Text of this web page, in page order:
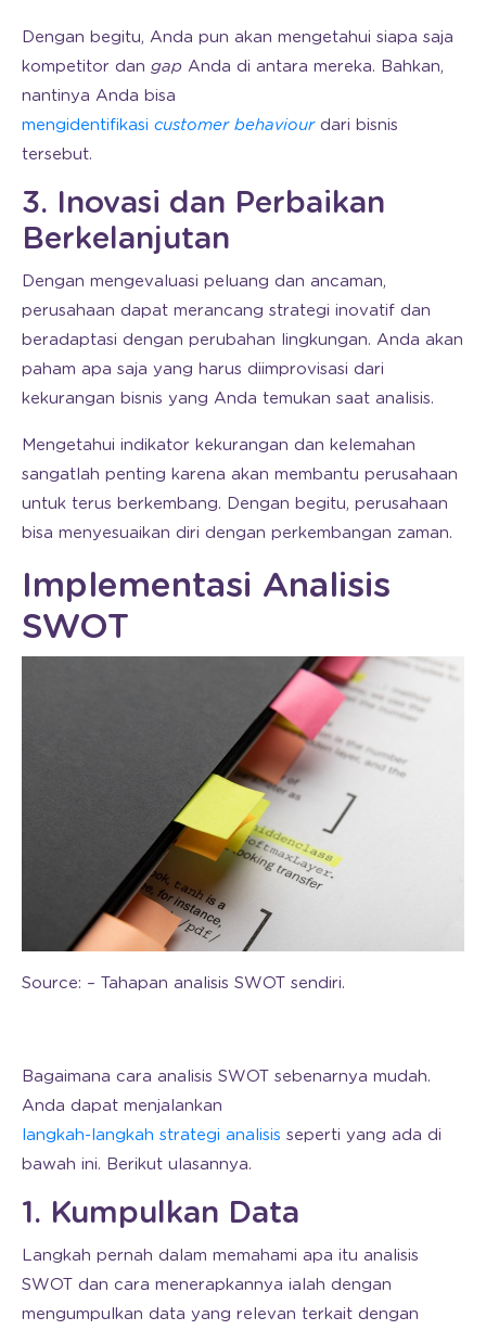
Dengan begitu, Anda pun akan mengetahui siapa saja
kompetitor dan gap Anda di antara mereka. Bahkan,
nantinya Anda bisa
mengidentifikasi customer behaviourdari bisnis
tersebut.
3. Inovasi dan Perbaikan
Berkelanjutan
Dengan mengevaluasi peluang dan ancaman,
perusahaan dapat merancang strategi inovatif dan
beradaptasi dengan perubahan lingkungan. Anda akan
paham apa saja yang harus diimprovisasi dari
kekurangan bisnis yang Anda temukan saat analisis.
Mengetahui indikator kekurangan dan kelemahan
sangatlah penting karena akan membantu perusahaan
untuk terus berkembang. Dengan begitu, perusahaan
bisa menyesuaikan diri dengan perkembangan zaman.
Implementasi Analisis
SWOT
Source: – Tahapan analisis SWOT sendiri.
Bagaimana cara analisis SWOT sebenarnya mudah.
Anda dapat menjalankan
langkah-langkah strategi analisis seperti yang ada di
bawah ini. Berikut ulasannya.
1. Kumpulkan Data
Langkah pernah dalam memahami apa itu analisis
SWOT dan cara menerapkannya ialah dengan
mengumpulkan data yang relevan terkait dengan